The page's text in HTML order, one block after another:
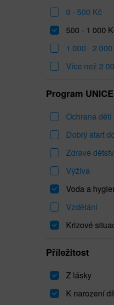
0 - 500 Kč
500 - 1 000
1 000 - 2
Více než 2
Program
Ochrana dětí
Dobrý start
Zdravé
Výživa
Voda a
Vzdělání
Krizové
Příležitost
Z lásky
K narození